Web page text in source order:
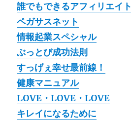
誰でもできるアフィリエイト
ペガサスネット
情報起業スペシャル
ぶっとび成功法則
すっげぇ幸せ最前線！
健康マニュアル
LOVE・LOVE・LOVE
キレイになるために